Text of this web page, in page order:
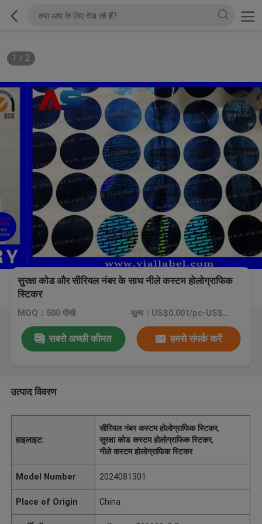
1 / 2
सुरक्षा कोड और सीरियल नंबर के साथ नीले कस्टम होलोग्राफिक
स्टिकर
MOQ：500 पीसी मूल्य：US$0.001/pc-US$0.4/pc
सबसे अच्छी कीमत हमसे संपर्क करें
उत्पाद विवरण
हाइलाइट:
सीरियल नंबर कस्टम होलोग्राफिक स्टिकर,
सुरक्षा कोड कस्टम होलोग्राफिक स्टिकर,
नीले कस्टम होलोग्राफिक स्टिकर
Model Number 2024081301
Place of Origin China